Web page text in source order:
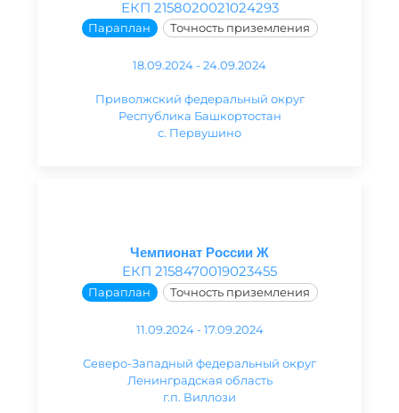
ЕКП 2158020021024293
Параплан Точность приземления
18.09.2024 - 24.09.2024
Приволжский федеральный округ
Республика Башкортостан
с. Первушино
Чемпионат России Ж
ЕКП 2158470019023455
Параплан Точность приземления
11.09.2024 - 17.09.2024
Северо-Западный федеральный округ
Ленинградская область
г.п. Виллози